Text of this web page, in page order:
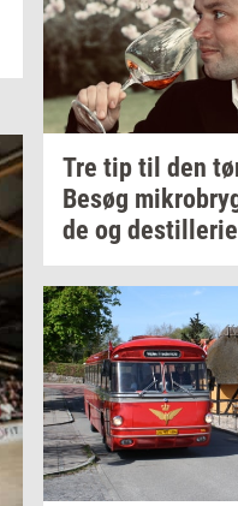
Tre tip til den
Besøg
de og